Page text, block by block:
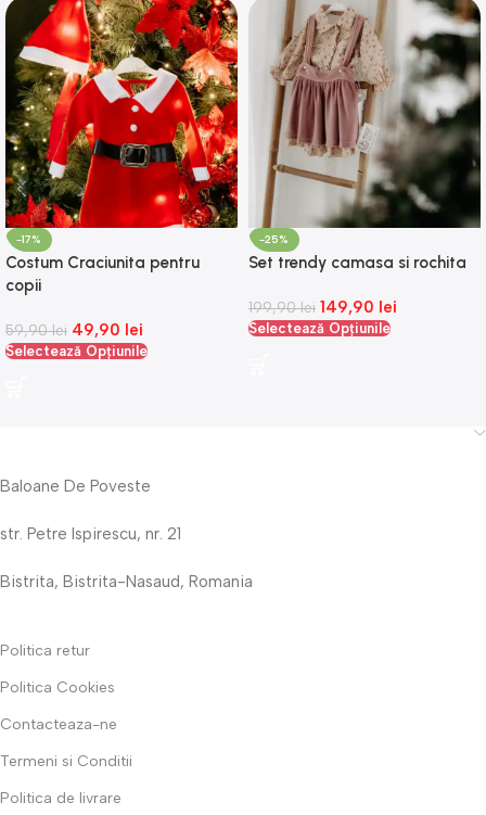
-17%
Costum Craciunita pentru
copii
59,90lei 49,90 lei
Selectează Opțiunile
-25%
Set trendy camasa si rochita
199,90lei 149,90 lei
Selectează Opțiunile
Baloane De Poveste
str. Petre Ispirescu, nr. 21
Bistrita, Bistrita-Nasaud, Romania
Politica retur
Politica Cookies
Contacteaza-ne
Termeni si Conditii
Politica de livrare